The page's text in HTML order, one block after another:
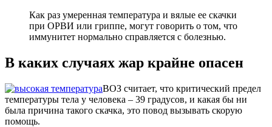
Как раз умеренная температура и вялые ее скачки
при ОРВИ или гриппе, могут говорить о том, что
иммунитет нормально справляется с болезнью.
В каких случаях жар крайне опасен
ВОЗ считает, что критический предел
температуры тела у человека – 39 градусов, и какая бы ни
была причина такого скачка, это повод вызывать скорую
помощь.